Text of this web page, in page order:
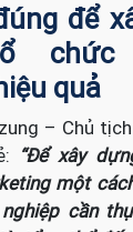
để
chức
quả
– Chủ
“Để xây
một
cần